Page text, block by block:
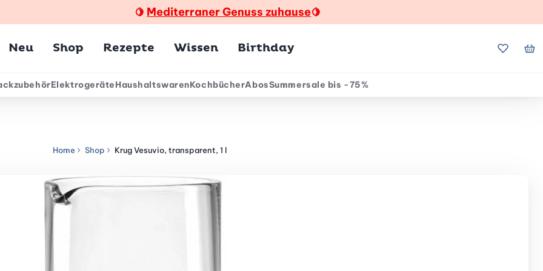
🍋 Mediterraner Genuss zuhause🍋
Neu Shop Rezepte Wissen Birthday Meine
ElektrogeräteHaushaltswarenKochbücherAbosSummersale bis -75%
Home Shop Krug Vesuvio, transparent, 1 l